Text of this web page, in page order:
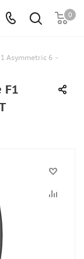
0
Asymmetric 6 -
F1